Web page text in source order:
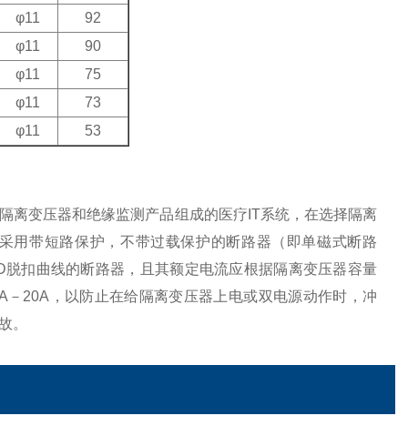
φ11
92
φ11
90
φ11
75
φ11
73
φ11 53
变压器和绝缘监测产品组成的医疗IT系统，在选择隔离
用带短路保护，不带过载保护的断路器（即单磁式断路
扣曲线的断路器，且其额定电流应根据隔离变压器容量
－20A，以防止在给隔离变压器上电或双电源动作时，冲
。